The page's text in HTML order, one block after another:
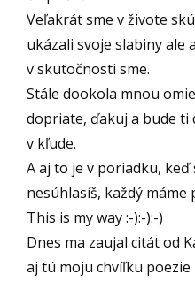
Veľakrát sme v živote
ukázali svoje slabiny ale
v skutočnosti sme.
Stále dookola mnou
dopriate, ďakuj a bude ti
v kľude.
A aj to je v poriadku,
nesúhlasíš, každý
This is my way :-):-):-)
Dnes ma zaujal citát od
aj tú moju chvíľku poezie